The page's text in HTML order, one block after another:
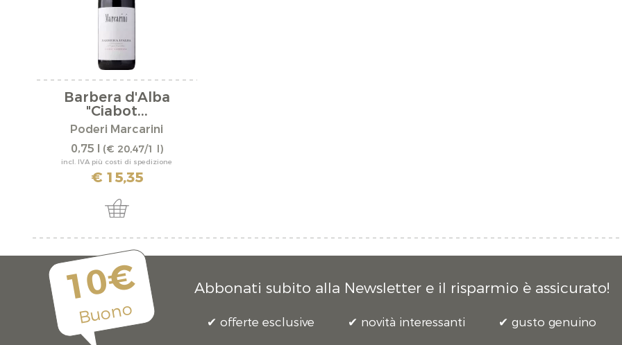
Barbera d'Alba
"Ciabot...
Poderi Marcarini
0,75 l (€ 20,47/1 l)
incl. IVA più costi di spedizione
€ 15,35
10€
Buono
Abbonati subito alla Newsletter e il risparmio è assicurato!
offerte esclusive novità interessanti gusto genuino